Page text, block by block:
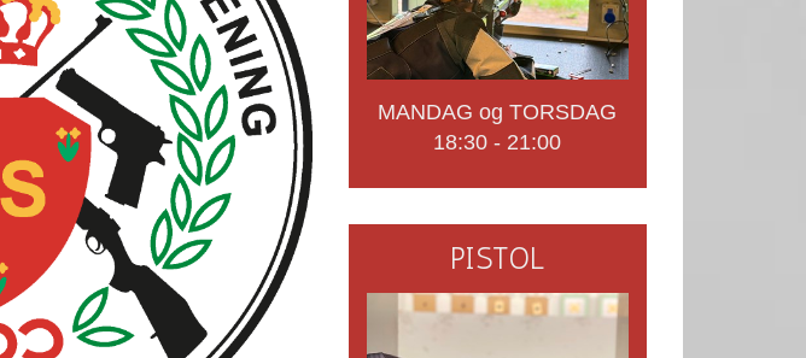
MANDAG og TORSDAG
18:30 - 21:00
PISTOL